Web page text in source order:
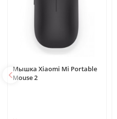
Мышка Xiaomi Mi Portable
Mouse 2